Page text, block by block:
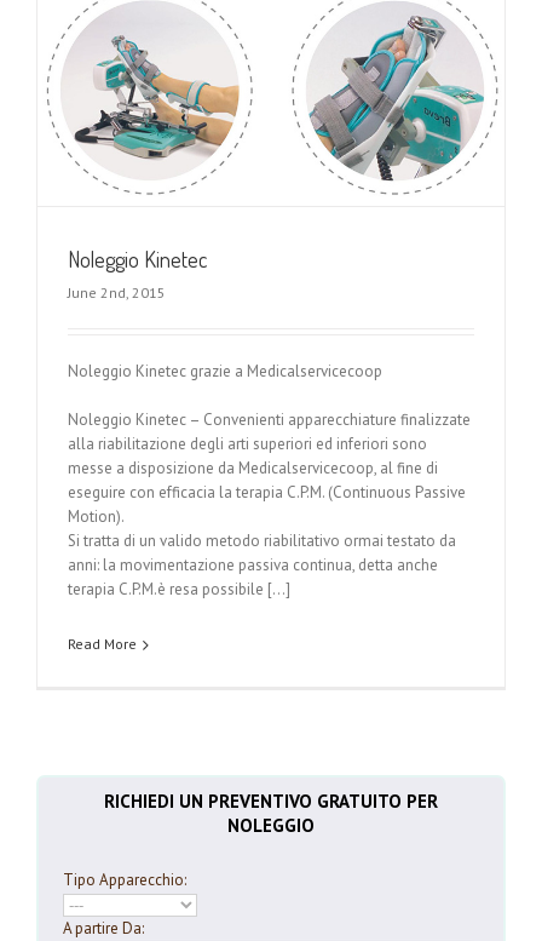
Noleggio Kinetec
June 2nd, 2015
Noleggio Kinetec grazie a Medicalservicecoop
Noleggio Kinetec – Convenienti apparecchiature finalizzate
alla riabilitazione degli arti superiori ed inferiori sono
messe a disposizione da Medicalservicecoop, al fine di
eseguire con efficacia la terapia C.P.M. (Continuous Passive
Motion).
Si tratta di un valido metodo riabilitativo ormai testato da
anni: la movimentazione passiva continua, detta anche
terapia C.P.M.è resa possibile […]
Read More
RICHIEDI UN PREVENTIVO GRATUITO PER
NOLEGGIO
Tipo Apparecchio:
A partire Da: